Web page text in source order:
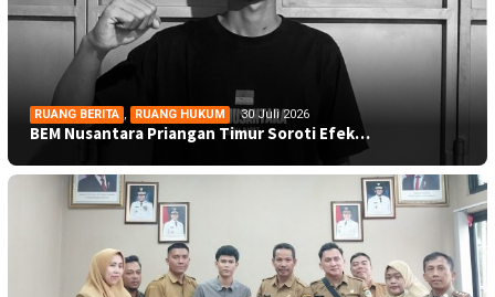
RUANG BERITA , RUANG HUKUM 30 Juli 2026
BEM Nusantara Priangan Timur Soroti Efek…